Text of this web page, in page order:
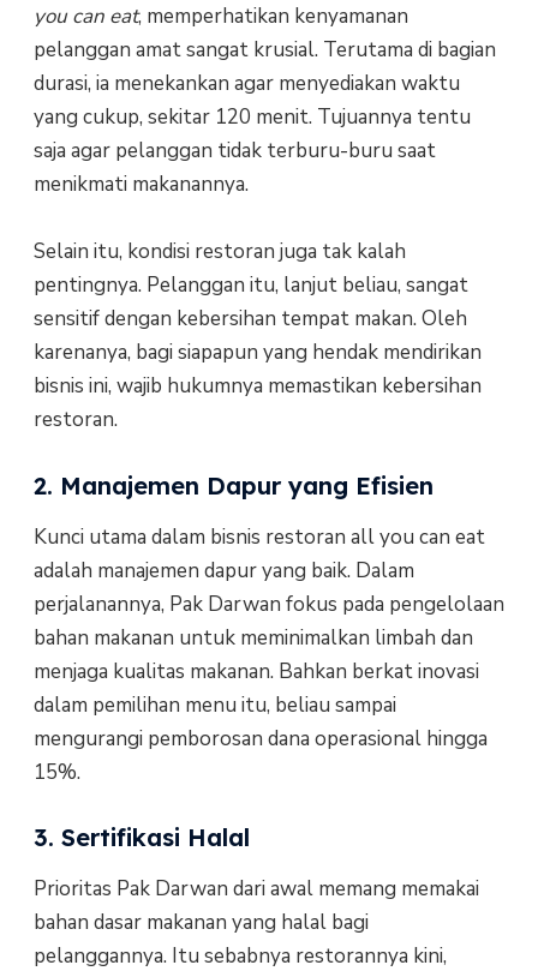
you can eat, memperhatikan kenyamanan
pelanggan amat sangat krusial. Terutama di bagian
durasi, ia menekankan agar menyediakan waktu
yang cukup, sekitar 120 menit. Tujuannya tentu
saja agar pelanggan tidak terburu-buru saat
menikmati makanannya.
Selain itu, kondisi restoran juga tak kalah
pentingnya. Pelanggan itu, lanjut beliau, sangat
sensitif dengan kebersihan tempat makan. Oleh
karenanya, bagi siapapun yang hendak mendirikan
bisnis ini, wajib hukumnya memastikan kebersihan
restoran.
2. Manajemen Dapur yang Efisien
Kunci utama dalam bisnis restoran all you can eat
adalah manajemen dapur yang baik. Dalam
perjalanannya, Pak Darwan fokus pada pengelolaan
bahan makanan untuk meminimalkan limbah dan
menjaga kualitas makanan. Bahkan berkat inovasi
dalam pemilihan menu itu, beliau sampai
mengurangi pemborosan dana operasional hingga
15%.
3. Sertifikasi Halal
Prioritas Pak Darwan dari awal memang memakai
bahan dasar makanan yang halal bagi
pelanggannya. Itu sebabnya restorannya kini,